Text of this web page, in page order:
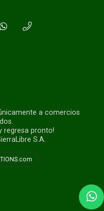
a comercios
regresa pronto!
S.A.